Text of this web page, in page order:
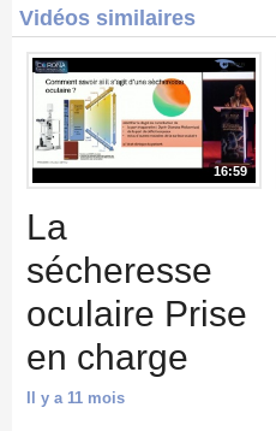
Vidéos similaires
16:59
La
sécheresse
oculaire Prise
en charge
Il y a 11 mois